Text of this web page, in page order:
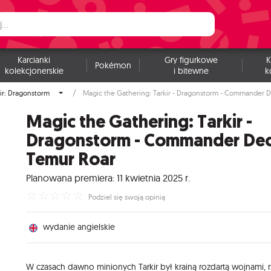
Karcianki
kolekcjonerskie
Pokémon
Gry figurkowe
i bitewne
Dragonstorm Magic the Gathering: Tarkir - Dragonstorm - Commander
Magic the Gathering: Tarkir -
Dragonstorm - Commander
Temur Roar
Planowana premiera: 11 kwietnia 2025 r.
Podziel się swoją opinią
wydanie angielskie
W czasach dawno minionych Tarkir był krainą rozdartą wojnami,